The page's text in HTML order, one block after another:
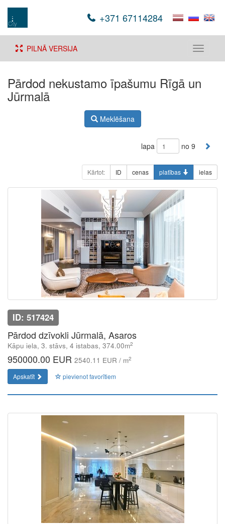
+371 67114284
Toggle
PILNĀ VERSIJA
Pārdod nekustamo īpašumu Rīgā un
Jūrmalā
Meklēšana
lapa no 9
Kārtot: ID cenas platības ielas
ID: 517424
Pārdod dzīvokli Jūrmalā, Asaros
Kāpu iela, 3. stāvs, 4 istabas, 374.00m2
950000.00 EUR 2540.11 EUR / m2
Apskatīt pievienot favorītiem